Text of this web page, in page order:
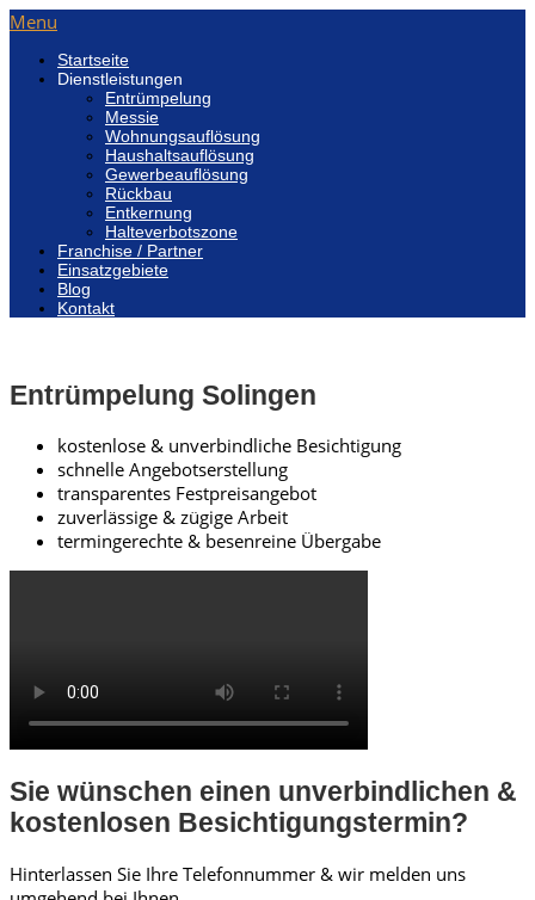
Menu
Startseite
Dienstleistungen
Entrümpelung
Messie
Wohnungsauflösung
Haushaltsauflösung
Gewerbeauflösung
Rückbau
Entkernung
Halteverbotszone
Franchise / Partner
Einsatzgebiete
Blog
Kontakt
Entrümpelung Solingen
kostenlose & unverbindliche Besichtigung
schnelle Angebotserstellung
transparentes Festpreisangebot
zuverlässige & zügige Arbeit
termingerechte & besenreine Übergabe
Sie wünschen einen unverbindlichen &
kostenlosen Besichtigungstermin?
Hinterlassen Sie Ihre Telefonnummer & wir melden uns